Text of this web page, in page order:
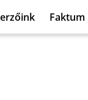
Faktum